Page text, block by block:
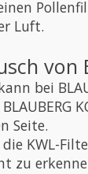
Luft.
von
bei
Seite.
KWL-
zu